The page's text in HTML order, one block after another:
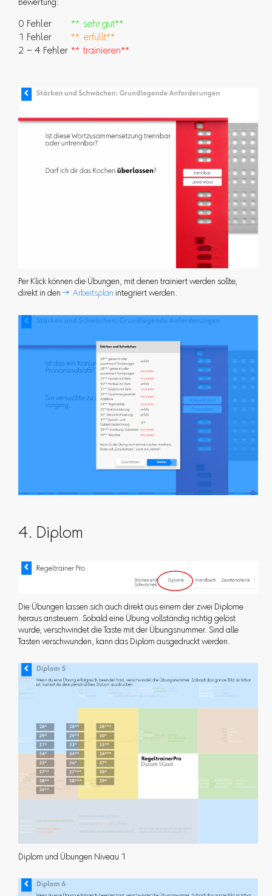
Bewertung:
0 Fehler
** sehr gut**
1 Fehler
** erfüllt**
2 – 4 Fehler ** trainieren**
Per Klick können die Übungen, mit denen trainiert werden sollte,
direkt in den  Arbeitsplan integriert werden.
4. Diplom
Die Übungen lassen sich auch direkt aus einem der zwei Diplome
heraus ansteuern. Sobald eine Übung vollständig richtig gelöst
wurde, verschwindet die Taste mit der Übungsnummer. Sind alle
Tasten verschwunden, kann das Diplom ausgedruckt werden.
Diplom und Übungen Niveau 1